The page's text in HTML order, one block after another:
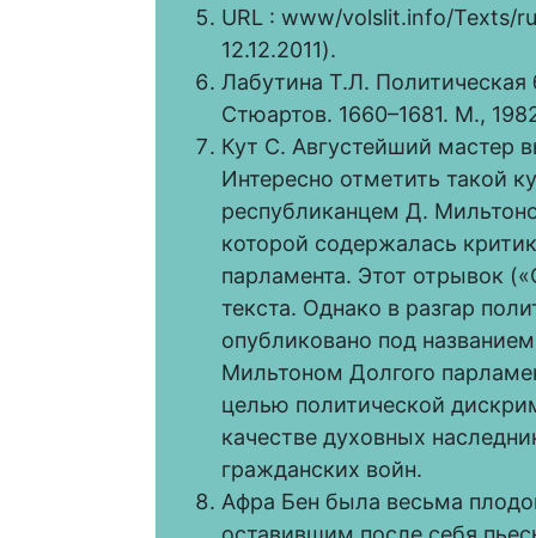
URL : www/volslit.info/Texts/
12.12.2011).
Лабутина Т.Л. Политическая
Стюартов. 1660–1681. М.,
Кут С. Августейший мастер
Интересно отметить такой
республиканцем Д.
которой содержалась
парламента. Этот отрывок
текста. Однако в разгар
опубликовано под
Мильтоном Долгого
целью политической
качестве духовных
гражданских войн.
Афра Бен была весьма